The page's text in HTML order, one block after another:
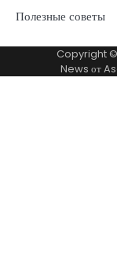
Полезные советы
Copyright
News от